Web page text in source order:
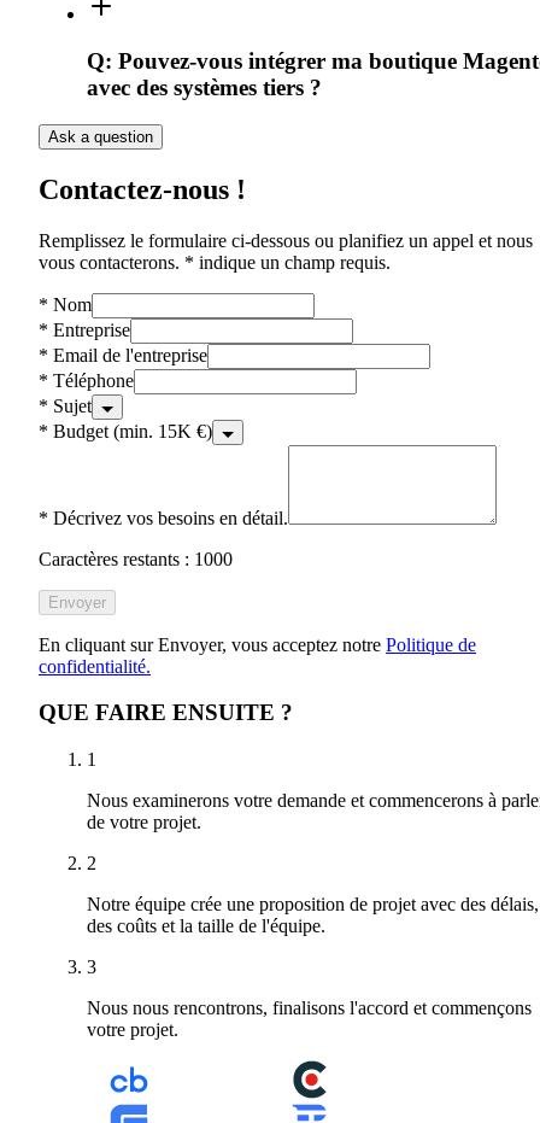
Q: Pouvez-vous intégrer ma boutique
avec des systèmes tiers ?
Ask a question
Contactez-nous !
Remplissez le formulaire ci-dessous ou planifiez un appel et nous
vous contacterons. * indique un champ requis.
* Nom
* Entreprise
* Email de l'entreprise
* Téléphone
* Sujet
* Budget (min. 15K €)
* Décrivez vos besoins en détail.
Caractères restants : 1000
Envoyer
En cliquant sur Envoyer, vous acceptez notre Politique de
confidentialité.
QUE FAIRE ENSUITE ?
1
Nous examinerons votre demande et commencerons à
de votre projet.
2
Notre équipe crée une proposition de projet avec des délais,
des coûts et la taille de l'équipe.
3
Nous nous rencontrons, finalisons l'accord et commençons
votre projet.